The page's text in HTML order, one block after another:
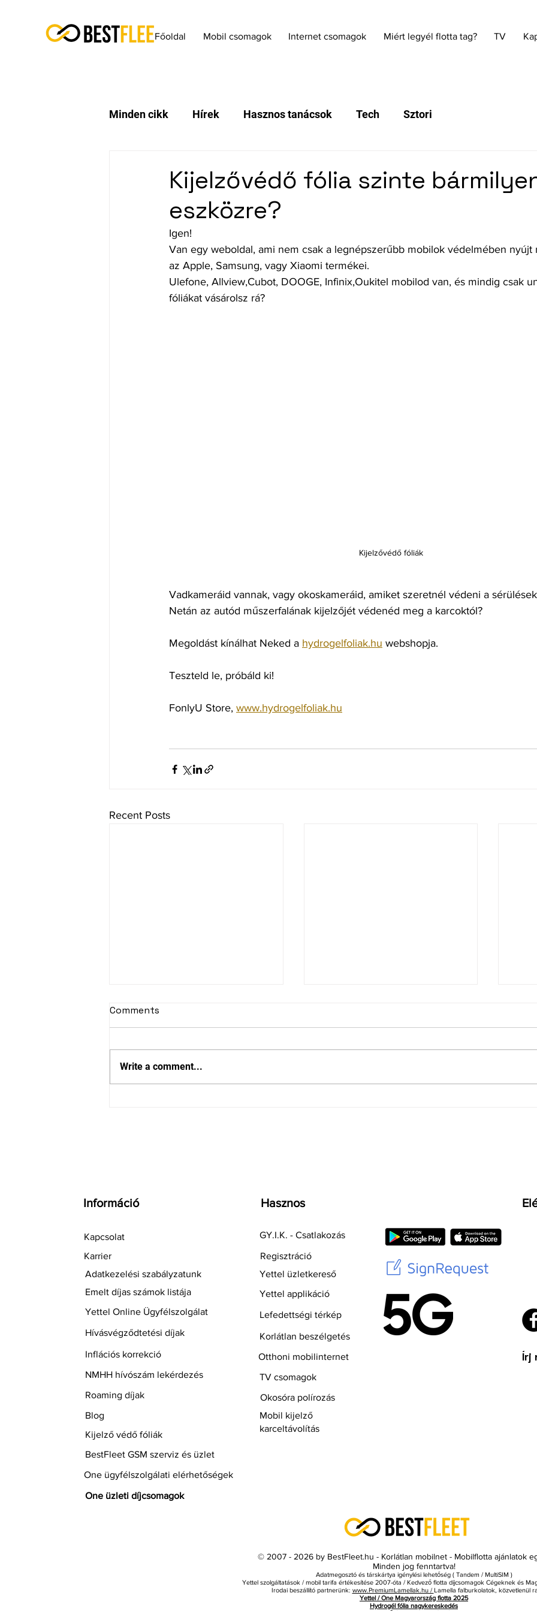
Főoldal Mobil csomagok Internet csomagok Miért legyél flotta tag? TV
Minden cikk Hírek Hasznos tanácsok Tech Sztori
Kijelzővédő fólia szinte
eszközre?
Igen!
Van egy weboldal, ami nem csak a legnépszerűbb mobilok védelmében
az Apple, Samsung, vagy Xiaomi termékei.
Ulefone, Allview,Cubot, DOOGE, Infinix,Oukitel mobilod van, és mindig csak
fóliákat vásárolsz rá?
Kijelzővédő fóliák
Vadkameráid vannak, vagy okoskameráid, amiket szeretnél védeni a
Netán az autód műszerfalának kijelzőjét védenéd meg a karcoktól?
Megoldást kínálhat Neked a hydrogelfoliak.hu webshopja.
Teszteld le, próbáld ki!
FonlyU Store, www.hydrogelfoliak.hu
Recent Posts
kuponokat
Comments
Write a comment...
Információ
Kapcsolat
Karrier
Adatkezelési szabályzatunk
Emelt díjas számok listája
Yettel Online Ügyfélszolgálat
Hívásvégződtetési díjak
Inflációs korrekció
NMHH hívószám lekérdezés
Roaming díjak
Blog
Kijelző védő fóliák
BestFleet GSM szerviz és üzlet
Hasznos
GY.I.K. - Csatlakozás
Regisztráció
Yettel üzletkereső
Yettel applikáció
Lefedettségi térkép
Korlátlan beszélgetés
Otthoni mobilinternet
TV csomagok
Okosóra polírozás
Mobil kijelző
karceltávolítás
One ügyfélszolgálati elérhetőségek
One üzleti díjcsomagok
Írj
© 2007 - 2026 by BestFleet.hu - Korlátlan mobilnet - Mobilflotta ajánlatok
Minden jog fenntartva!
Adatmegosztó és társkártya igénylési lehetőség ( Tandem / MultiSIM )
Yettel szolgáltatások / mobil tarifa értékesítése 2007-óta / Kedvező flotta díjcsomagok Cégeknek és
Irodai beszállító partnerünk: www.PremiumLamellak.hu / Lamella falburkolatok, közvetlenül
Yettel / One Magyarország flotta 2025
Hydrogél fólia nagykereskedés